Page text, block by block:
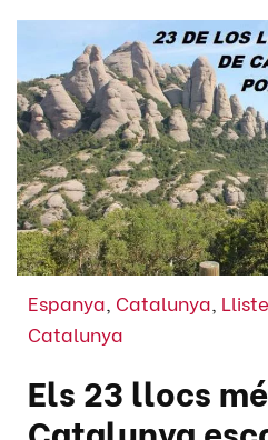
Espanya Catalunya
Catalunya
Els 23 llocs